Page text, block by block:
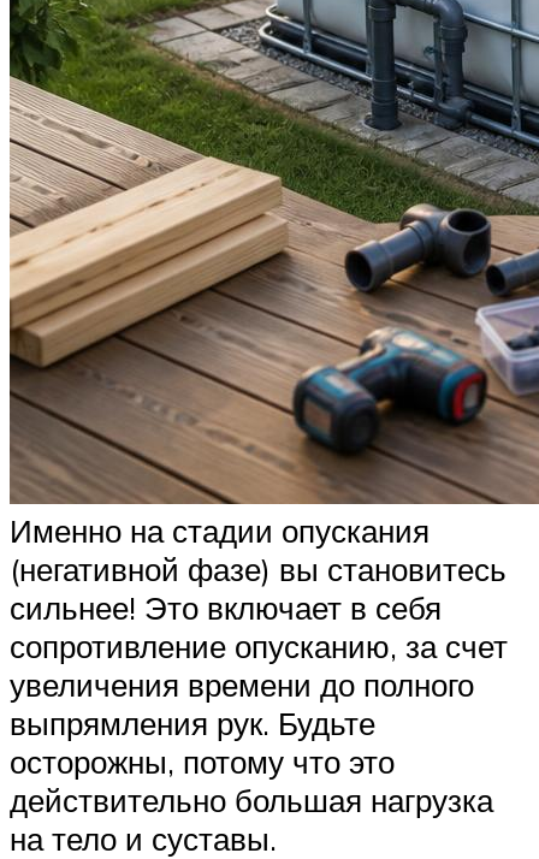
Именно на стадии опускания
(негативной фазе) вы становитесь
сильнее! Это включает в себя
сопротивление опусканию, за счет
увеличения времени до полного
выпрямления рук. Будьте
осторожны, потому что это
действительно большая нагрузка
на тело и суставы.